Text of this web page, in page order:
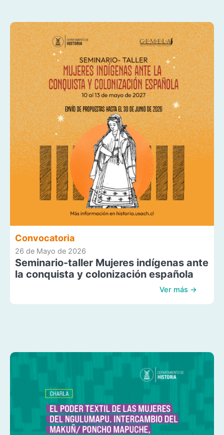
Convocatoria
26 de Mayo de 2026
Seminario-taller Mujeres indígenas ante
la conquista y colonización española
Ver más →